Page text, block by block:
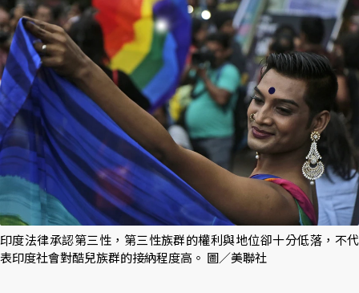
印度法律承認第三性，第三性族群的權利與地位卻十分低落，不代
表印度社會對酷兒族群的接納程度高。 圖／美聯社